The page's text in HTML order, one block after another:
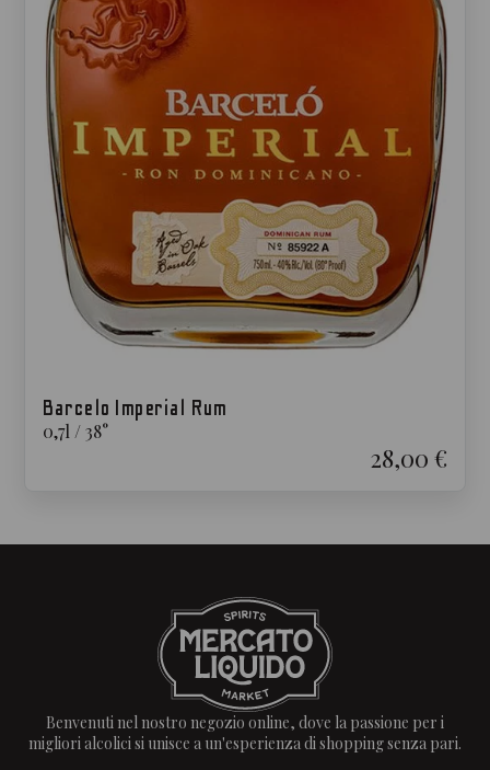
Barcelo Imperial Rum
0,7l / 38°
28,00 €
Benvenuti nel nostro negozio online, dove la passione per i
migliori alcolici si unisce a un'esperienza di shopping senza pari.